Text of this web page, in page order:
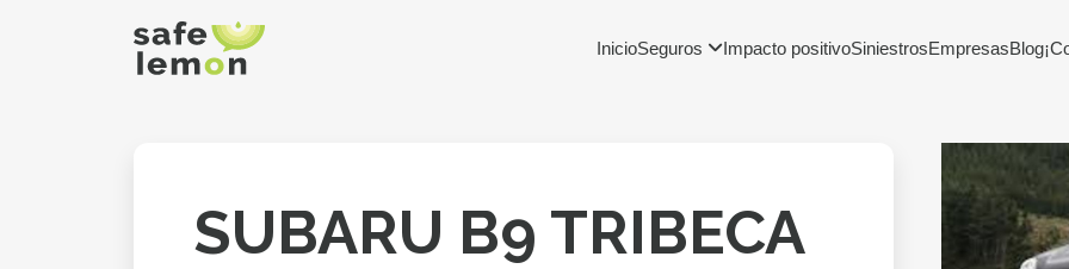
InicioSeguros Impacto positivoSiniestrosEmpresasBlog
SUBARU B9 TRIBECA